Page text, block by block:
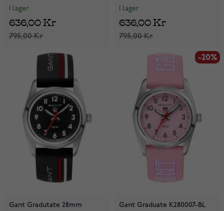
I lager
795,00 Kr
636,00 Kr
I lager
795,00 Kr
636,00 Kr
Gant Gradutate 28mm
-20%
-20%
Gant Graduate K280007-BL